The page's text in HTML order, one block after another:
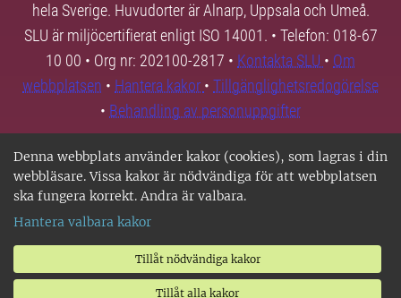
Denna webbplats använder kakor (cookies), som lagras i din
webbläsare. Vissa kakor är nödvändiga för att webbplatsen
ska fungera korrekt. Andra är valbara.
Hantera valbara kakor
Tillåt nödvändiga kakor
Tillåt alla kakor
hela Sverige. Huvudorter är Alnarp, Uppsala och Umeå.
SLU är miljöcertifierat enligt ISO 14001. • Telefon: 018-67
10 00 • Org nr: 202100-2817 • Kontakta SLU • Om
webbplatsen • Hantera kakor • Tillgänglighetsredogörelse
• Behandling av personuppgifter